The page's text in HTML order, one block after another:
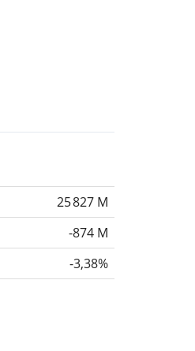
25 827 M
-874 M
-3,38%